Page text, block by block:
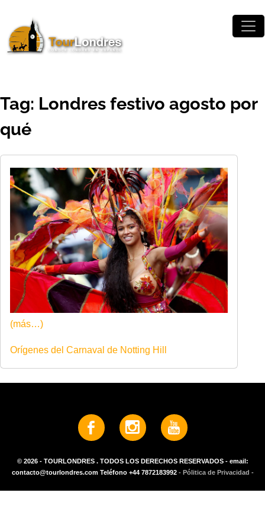
Tag: Londres festivo agosto por
qué
(más…)
Orígenes del Carnaval de Notting Hill
© 2026 - TOURLONDRES . TODOS LOS DERECHOS RESERVADOS - email:
contacto@tourlondres.com Teléfono +44 7872183992 - Pólitica de Privacidad -